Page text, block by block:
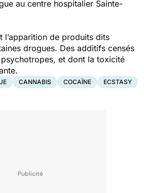
au centre hospitalier Sainte-
l’apparition de produits dits
drogues. Des additifs censés
et dont la toxicité
CANNABIS COCAÏNE
ECSTASY